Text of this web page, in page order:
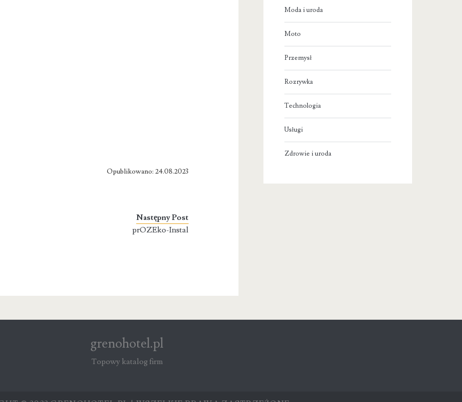
Opublikowano: 24.08.2023
Następny Post
prOZEko-Instal
Moda i uroda
Moto
Przemysł
Rozrywka
Technologia
Usługi
Zdrowie i uroda
grenohotel.pl
Topowy katalog firm